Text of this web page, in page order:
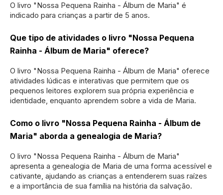
O livro "Nossa Pequena Rainha - Álbum de Maria" é
indicado para crianças a partir de 5 anos.
Que tipo de atividades o livro "Nossa Pequena
Rainha - Álbum de Maria" oferece?
O livro "Nossa Pequena Rainha - Álbum de Maria" oferece
atividades lúdicas e interativas que permitem que os
pequenos leitores explorem sua própria experiência e
identidade, enquanto aprendem sobre a vida de Maria.
Como o livro "Nossa Pequena Rainha - Álbum de
Maria" aborda a genealogia de Maria?
O livro "Nossa Pequena Rainha - Álbum de Maria"
apresenta a genealogia de Maria de uma forma acessível e
cativante, ajudando as crianças a entenderem suas raízes
e a importância de sua família na história da salvação.